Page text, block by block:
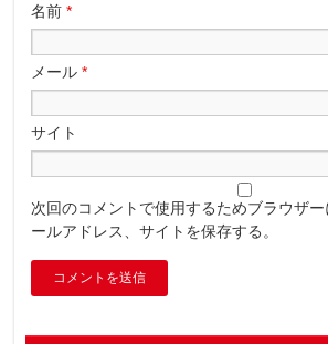
名前*
メール*
サイト
次回のコメントで使用するためブラウザ
ールアドレス、サイトを保存する。